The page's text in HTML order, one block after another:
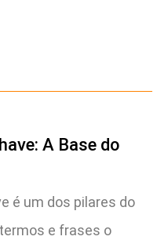
A Base do
é um dos pilares do
e frases o